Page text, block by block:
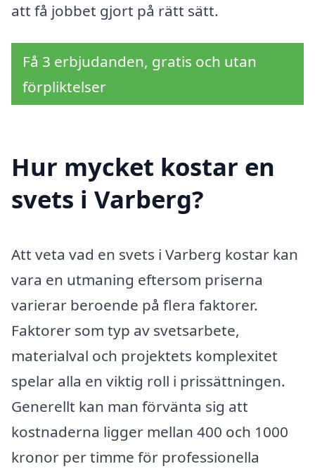
att få jobbet gjort på rätt sätt.
Få 3 erbjudanden, gratis och utan
förpliktelser
Hur mycket kostar en
svets i Varberg?
Att veta vad en svets i Varberg kostar kan
vara en utmaning eftersom priserna
varierar beroende på flera faktorer.
Faktorer som typ av svetsarbete,
materialval och projektets komplexitet
spelar alla en viktig roll i prissättningen.
Generellt kan man förvänta sig att
kostnaderna ligger mellan 400 och 1000
kronor per timme för professionella